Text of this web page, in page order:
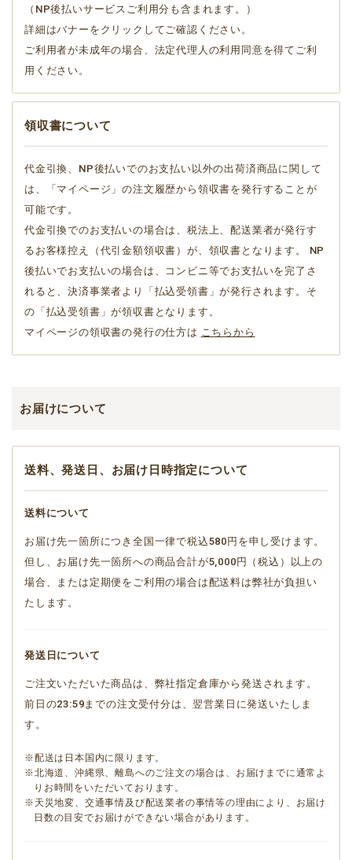
（NP後払いサービスご利用分も含まれます。）
詳細はバナーをクリックしてご確認ください。
ご利用者が未成年の場合、法定代理人の利用同意を得てご利
用ください。
領収書について
代金引換、NP後払いでのお支払い以外の出荷済商品に関して
は、「マイページ」の注文履歴から領収書を発行することが
可能です。
代金引換でのお支払いの場合は、税法上、配送業者が発行す
るお客様控え（代引金額領収書）が、領収書となります。 NP
後払いでお支払いの場合は、コンビニ等でお支払いを完了さ
れると、決済事業者より「払込受領書」が発行されます。そ
の「払込受領書」が領収書となります。
マイページの領収書の発行の仕方は こちらから
お届けについて
送料、発送日、お届け日時指定について
送料について
お届け先一箇所につき全国一律で税込580円を申し受けます。
但し、お届け先一箇所への商品合計が5,000円（税込）以上の
場合、または定期便をご利用の場合は配送料は弊社が負担い
たします。
発送日について
ご注文いただいた商品は、弊社指定倉庫から発送されます。
前日の23:59までの注文受付分は、翌営業日に発送いたしま
す。
※配送は日本国内に限ります。
※北海道、沖縄県、離島へのご注文の場合は、お届けまでに通常よ
りお時間をいただいております。
※天災地変、交通事情及び配送業者の事情等の理由により、お届け
日数の目安でお届けができない場合があります。